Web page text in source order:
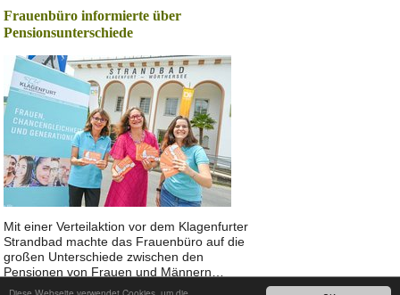
Frauenbüro informierte über
Pensionsunterschiede
Mit einer Verteilaktion vor dem Klagenfurter
Strandbad machte das Frauenbüro auf die
großen Unterschiede zwischen den
Pensionen von Frauen und Männern…